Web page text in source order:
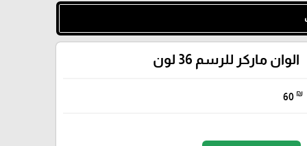
الوان ماركر للرسم 36 لون
60 ₪